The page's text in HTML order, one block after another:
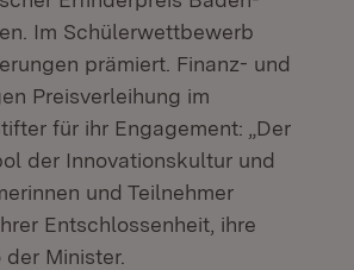
Im Schülerwettbewerb
prämiert. Finanz- und
Preisverleihung im
für ihr Engagement: „Der
der Innovationskultur und
und Teilnehmer
Entschlossenheit, ihre
Minister.